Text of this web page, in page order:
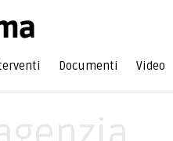
Documenti Video